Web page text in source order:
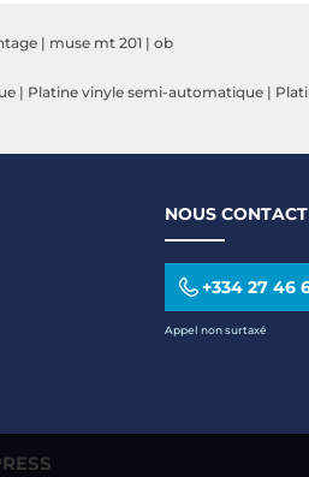
| muse mt 201 | ob
| Platine vinyle semi-automatique |
NOUS
+334 27 46
Appel non surtaxé